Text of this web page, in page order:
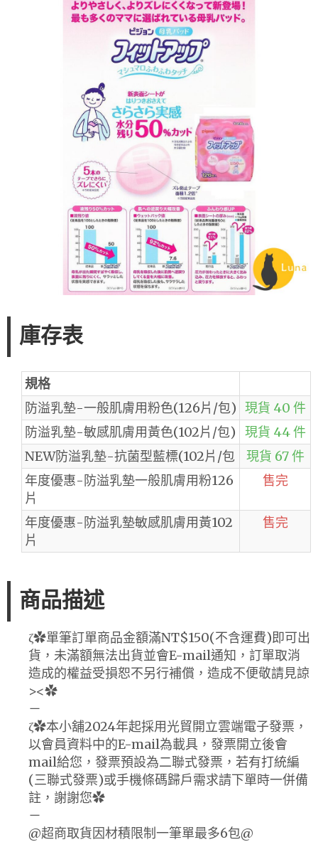
庫存表
規格
防溢乳墊-一般肌膚用粉色(126片/包) 現貨 40 件
防溢乳墊-敏感肌膚用黃色(102片/包)
現貨 44 件
NEW防溢乳墊-抗菌型藍標(102片/包
現貨 67 件
年度優惠-防溢乳墊一般肌膚用粉126
片
售完
年度優惠-防溢乳墊敏感肌膚用黃102
片
售完
商品描述
ζ✿單筆訂單商品金額滿NT$150(不含運費)即可出
貨，未滿額無法出貨並會E-mail通知，訂單取消
造成的權益受損恕不另行補償，造成不便敬請見諒
><✿
－
ζ✿本小舖2024年起採用光貿開立雲端電子發票，
以會員資料中的E-mail為載具，發票開立後會
mail給您，發票預設為二聯式發票，若有打統編
(三聯式發票)或手機條碼歸戶需求請下單時一併備
註，謝謝您✿
－
@超商取貨因材積限制一筆單最多6包@